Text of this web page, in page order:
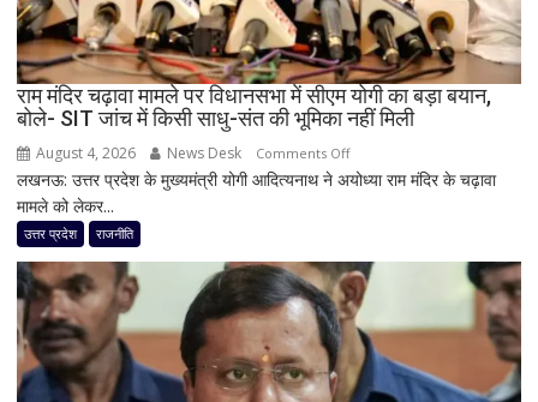
बदली,
नई
जिम्मेदारियां
घोषित
राम मंदिर चढ़ावा मामले पर विधानसभा में सीएम योगी का बड़ा बयान,
बोले- SIT जांच में किसी साधु-संत की भूमिका नहीं मिली
August 4, 2026 News Desk Comments Offon
राम
मामले
पर
विधानसभा
सीएम
योगी
लखनऊ: उत्तर प्रदेश के मुख्यमंत्री योगी आदित्यनाथ ने अयोध्या राम मंदिर के चढ़ावा
मामले को लेकर...
उत्तर प्रदेश राजनीति